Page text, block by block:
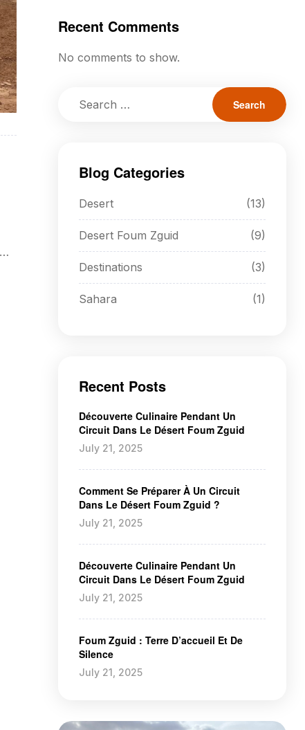
Recent Comments
No comments to show.
Blog Categories
Desert (13)
Desert Foum Zguid (9)
Destinations (3)
Sahara (1)
Recent Posts
July 21, 2025
Découverte Culinaire Pendant Un
Circuit Dans Le Désert Foum Zguid
July 21, 2025
Comment Se Préparer À Un Circuit
Dans Le Désert Foum Zguid ?
July 21, 2025
Découverte Culinaire Pendant Un
Circuit Dans Le Désert Foum Zguid
July 21, 2025
Foum Zguid : Terre D’accueil Et De
Silence